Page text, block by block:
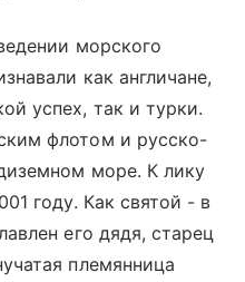
морского
как англичане,
успех, так и турки.
флотом и русско-
море. К лику
году. Как святой - в
его дядя, старец
племянница